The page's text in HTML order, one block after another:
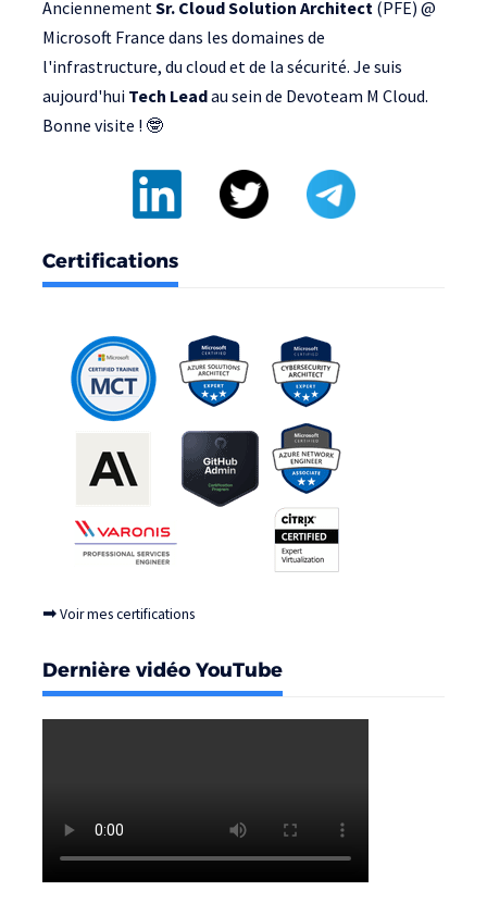
Anciennement Sr. Cloud Solution Architect (PFE) @
Microsoft France dans les domaines de
l'infrastructure, du cloud et de la sécurité. Je suis
aujourd'hui Tech Leadau sein de Devoteam M Cloud.
Bonne visite ! 🤓
Certifications
➡Voir mes certifications
Dernière vidéo YouTube